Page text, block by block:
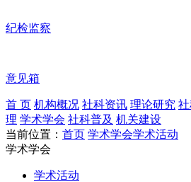
纪检监察
意见箱
首 页 机构概况 社科资讯 理论研究
理 学术学会 社科普及 机关建设
当前位置： 首页 学术学会学术活动
学术学会
学术活动